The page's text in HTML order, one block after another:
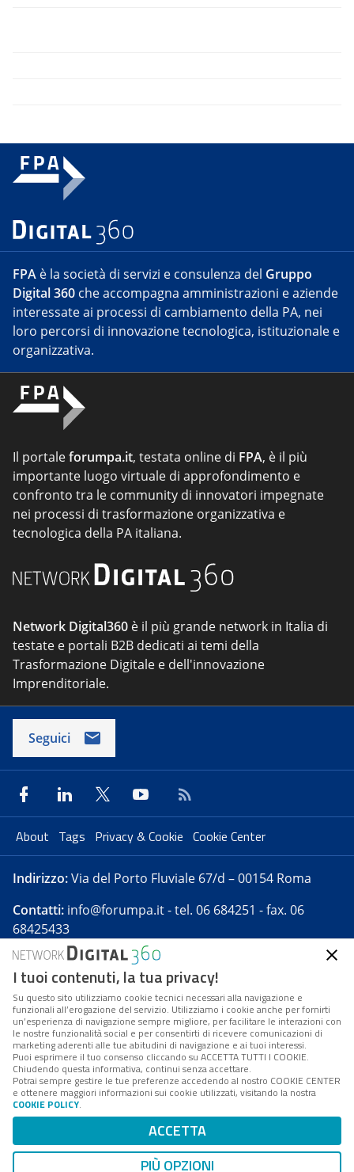
FPA è la società di servizi e consulenza del Gruppo
Digital 360 che accompagna amministrazioni e aziende
interessate ai processi di cambiamento della PA, nei
loro percorsi di innovazione tecnologica, istituzionale e
organizzativa.
Il portaleforumpa.it, testata online di FPA, è il più
importante luogo virtuale di approfondimento e
confronto tra le community di innovatori impegnate
nei processi di trasformazione organizzativa e
tecnologica della PA italiana.
Network Digital360 è il più grande network in Italia di
testate e portali B2B dedicati ai temi della
Trasformazione Digitale e dell'innovazione
Imprenditoriale.
Seguici
About Tags Privacy & Cookie Cookie Center
Indirizzo:Via del Porto Fluviale 67/d – 00154 Roma
Contatti: info@forumpa.it- tel. 06 684251 - fax. 06
68425433
Forumpa.itè una pubblicazione telematica iscritta
presso Registro della stampa del Tribunale di Roma -
Reg. n. 182 del 2 maggio 2008 - Direttore resp. Michela
Stentella
FPA s.r.l. è società soggetta a Direzione e
Coordinamento da parte di Digital360 S.p.A. - FPA s.r.l.
è un'azienda certificata per il sistema di management
Codice Fiscale/Partita IVA n. 10693191008 - R.E.A. Roma
n. 1249791. ISP AWS
Mappa del sito
I tuoi contenuti, la tua privacy!
Su questo sito utilizziamo cookie tecnici necessari alla navigazione e
funzionali all’erogazione del servizio. Utilizziamo i cookie anche per fornirti
un’esperienza di navigazione sempre migliore, per facilitare le interazioni con
le nostre funzionalità social e per consentirti di ricevere comunicazioni di
marketing aderenti alle tue abitudini di navigazione e ai tuoi interessi.
Puoi esprimere il tuo consenso cliccando su ACCETTA TUTTI I COOKIE.
Chiudendo questa informativa, continui senza accettare.
Potrai sempre gestire le tue preferenze accedendo al nostro COOKIE CENTER
e ottenere maggiori informazioni sui cookie utilizzati, visitando la nostra
COOKIE POLICY.
ACCETTA
PIÙ OPZIONI